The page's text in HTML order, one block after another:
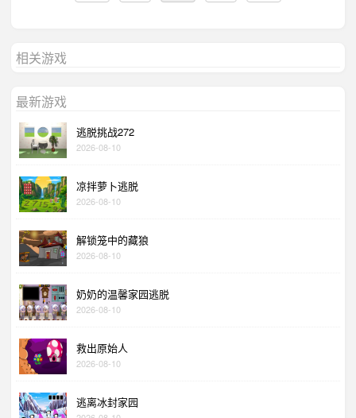
相关游戏
最新游戏
逃脱挑战272
2026-08-10
凉拌萝卜逃脱
2026-08-10
解锁笼中的藏狼
2026-08-10
奶奶的温馨家园逃脱
2026-08-10
救出原始人
2026-08-10
逃离冰封家园